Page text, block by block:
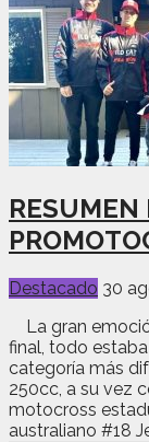
RESUMEN
Destacado 30
La gran
final, todo
categoría más
250cc, a su vez
motocross
australiano #18